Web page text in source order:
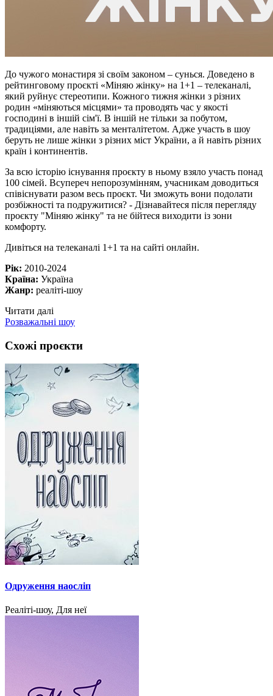
До чужого монастиря зі своїм законом – сунься. Доведено в
рейтинговому проєкті «Міняю жінку» на 1+1 – телеканалі,
який руйнує стереотипи. Кожного тижня жінки з різних
родин «міняються місцями» та проводять час у якості
господині в іншій сім'ї. В іншій не тільки за побутом,
традиціями, але навіть за менталітетом. Адже участь в шоу
беруть не лише жінки з різних міст України, а й навіть різних
країн і континентів.
За всю історію існування проєкту в ньому взяло участь понад
100 сімей. Всупереч непорозумінням, учасникам доводиться
співіснувати разом весь проєкт. Чи зможуть вони подолати
розбіжності та подружитися? - Дізнавайтеся після перегляду
проєкту "Міняю жінку" та не бійтеся виходити із зони
комфорту.
Дивіться на телеканалі 1+1 та на сайті онлайн.
Рік: 2010-2024
Країна: Україна
Жанр: реаліті-шоу
Читати далі
Розважальні шоу
Схожі проєкти
Одруження наосліп
Реаліті-шоу, Для неї